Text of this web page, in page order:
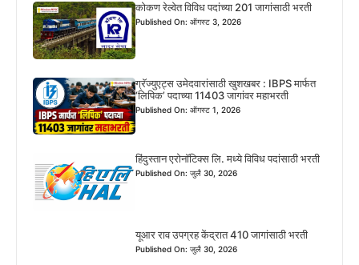
कोकण रेल्वेत विविध पदांच्या 201 जागांसाठी भरती
Published On: ऑगस्ट 3, 2026
ग्रॅज्युएट्स उमेदवारांसाठी खुशखबर : IBPS मार्फत
‘लिपिक’ पदाच्या 11403 जागांवर महाभरती
Published On: ऑगस्ट 1, 2026
हिंदुस्तान एरोनॉटिक्स लि. मध्ये विविध पदांसाठी भरती
Published On: जुलै 30, 2026
यूआर राव उपग्रह केंद्रात 410 जागांसाठी भरती
Published On: जुलै 30, 2026